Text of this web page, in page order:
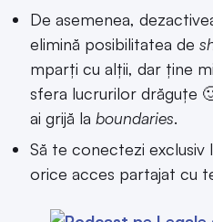
De asemenea,
elimină posibilitatea de
mparți cu alții, dar ține
sfera lucrurilor drăguțe
ai grijă la boundaries.
Să te conectezi exclusiv
orice acces partajat cu